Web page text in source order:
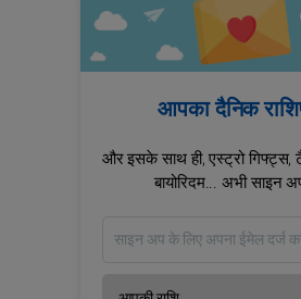
आपका दैनिक
और इसके साथ ही, एस्ट्रो गिफ्ट्स,
बायोरिदम... अभी साइन